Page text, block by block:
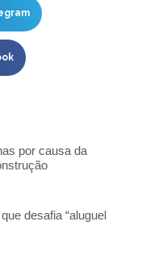
por causa da
desafia “aluguel